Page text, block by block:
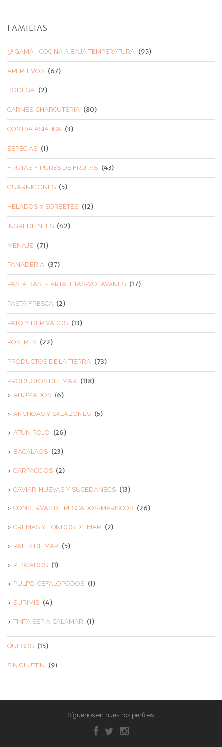
FAMILIAS
5ª GAMA - COCINA A BAJA TEMPERATURA (95)
APERITIVOS (67)
BODEGA (2)
CARNES-CHARCUTERIA (80)
COMIDA ASIÁTICA (3)
ESPECIAS (1)
FRUTAS Y PURES DE FRUTAS (43)
GUARNICIONES (5)
HELADOS Y SORBETES (12)
INGREDIENTES (42)
MENAJE (71)
PANADERIA (37)
PASTA BASE-TARTALETAS-VOLAVANES (17)
PASTA FRESCA (2)
PATO Y DERIVADOS (13)
POSTRES (22)
PRODUCTOS DE LA TIERRA (73)
PRODUCTOS DEL MAR (118)
AHUMADOS (6)
ANCHOAS Y SALAZONES (5)
ATÚN ROJO (26)
BACALAOS (23)
CARPACCIOS (2)
CAVIAR-HUEVAS Y SUCEDANEOS (13)
CONSERVAS DE PESCADOS-MARISCOS (26)
CREMAS Y FONDOS DE MAR (2)
PATES DE MAR (5)
PESCADOS (1)
PULPO-CEFALOPODOS (1)
SURIMIS (4)
TINTA SEPIA-CALAMAR (1)
QUESOS (15)
SIN GLUTEN (9)
Síguenos en nuestros perfiles: